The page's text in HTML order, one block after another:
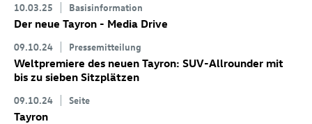
10.03.25 Basisinformation
Der neue Tayron - Media Drive
09.10.24 Pressemitteilung
Weltpremiere des neuen Tayron: SUV-Allrounder mit
bis zu sieben Sitzplätzen
09.10.24 Seite
Tayron